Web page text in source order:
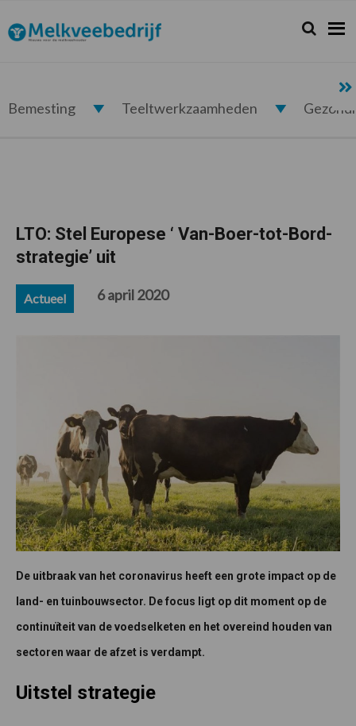
de
hoofdnavigatie
de
hoofd
de
eerste
de
voettekst
Melkveebedrijf.nl Zoeken...
Zoek
Bemesting Teeltwerkzaamheden
LTO: Stel Europese ‘ Van-Boer-tot-Bord-
strategie’ uit
Actueel 6 april 2020
De uitbraak van het coronavirus heeft een grote impact op de
land- en tuinbouwsector. De focus ligt op dit moment op de
continuïteit van de voedselketen en het overeind houden van
sectoren waar de afzet is verdampt.
Uitstel strategie